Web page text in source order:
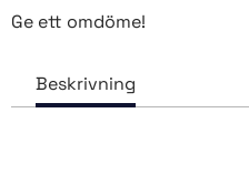
Ge ett omdöme!